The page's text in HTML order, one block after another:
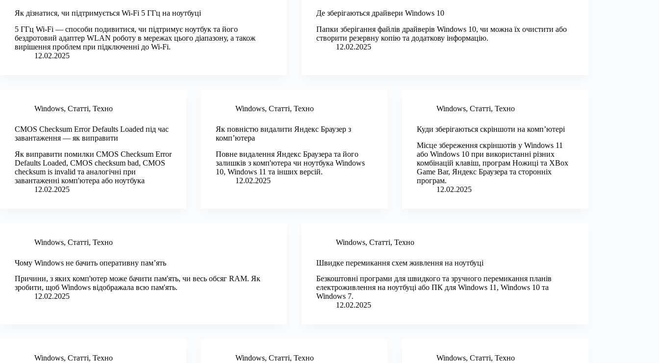
Як дізнатися, чи підтримується Wi-Fi 5 ГГц на ноутбуці
5 ГГц Wi-Fi — способи подивитися, чи підтримує ноутбук та його
бездротовий адаптер WLAN роботу в мережах цього діапазону, а також
вирішення проблем при підключенні до Wi-Fi.
12.02.2025
Де зберігаються драйвери Windows 10
Папки зберігання файлів драйверів Windows 10, чи можна їх очистити або
створити резервну копію та додаткову інформацію.
12.02.2025
Windows, Статті, Техно
CMOS Checksum Error Defaults Loaded під час
завантаження — як виправити
Як виправити помилки CMOS Checksum Error
Defaults Loaded, CMOS checksum bad, CMOS
checksum is invalid та аналогічні при
завантаженні комп'ютера або ноутбука
12.02.2025
Windows, Статті, Техно
Як повністю видалити Яндекс Браузер з
комп’ютера
Повне видалення Яндекс Браузера та його
залишків з комп'ютера чи ноутбука Windows
10, Windows 11 та інших версій.
12.02.2025
Windows, Статті, Техно
Куди зберігаються скріншоти на комп’ютері
Місце збереження скріншотів у Windows 11
або Windows 10 при використанні різних
комбінацій клавіш, програм Ножиці та XBox
Game Bar, Яндекс Браузера та сторонніх
програм.
12.02.2025
Windows, Статті, Техно
Чому Windows не бачить оперативну пам’ять
Причини, з яких комп'ютер може бачити пам'ять, чи весь обсяг RAM. Як
зробити, щоб Windows відображала всю пам'ять.
12.02.2025
Windows, Статті, Техно
Швидке перемикання схем живлення на ноутбуці
Безкоштовні програми для швидкого та зручного перемикання планів
електроживлення на ноутбуці або ПК для Windows 11, Windows 10 та
Windows 7.
12.02.2025
Windows, Статті, Техно Windows, Статті, Техно Windows, Статті, Техно